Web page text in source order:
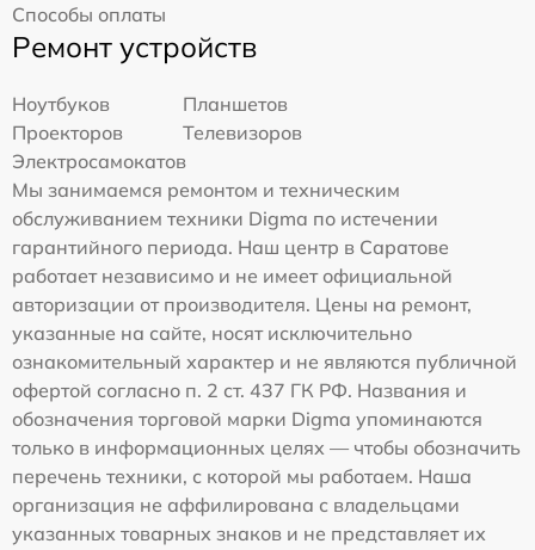
Способы оплаты
Ремонт устройств
Ноутбуков
Планшетов
Проекторов
Телевизоров
Электросамокатов
Мы занимаемся ремонтом и техническим
обслуживанием техники Digma по истечении
гарантийного периода. Наш центр в Саратове
работает независимо и не имеет официальной
авторизации от производителя. Цены на ремонт,
указанные на сайте, носят исключительно
ознакомительный характер и не являются публичной
офертой согласно п. 2 ст. 437 ГК РФ. Названия и
обозначения торговой марки Digma упоминаются
только в информационных целях — чтобы обозначить
перечень техники, с которой мы работаем. Наша
организация не аффилирована с владельцами
указанных товарных знаков и не представляет их